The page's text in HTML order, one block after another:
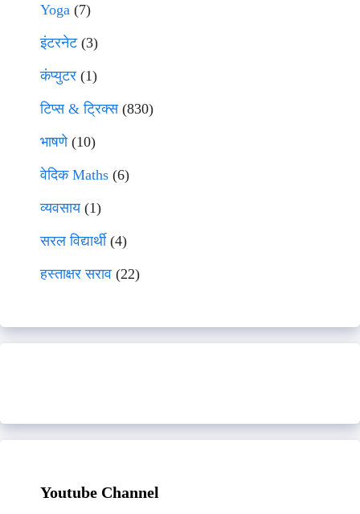
Yoga (7)
इंटरनेट(3)
कंप्युटर (1)
टिप्स & ट्रिक्स(830)
भाषणे(10)
वेदिक Maths (6)
व्यवसाय(1)
सरल विद्यार्थी(4)
हस्ताक्षर सराव (22)
Youtube Channel